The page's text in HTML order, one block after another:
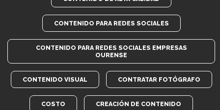
CONTENIDO PARA REDES SOCIALES
CONTENIDO PARA REDES SOCIALES EMPRESAS
OURENSE
CONTENIDO VISUAL CONTRATAR FOTÓGRAFO
COSTO CREACIÓN DE CONTENIDO